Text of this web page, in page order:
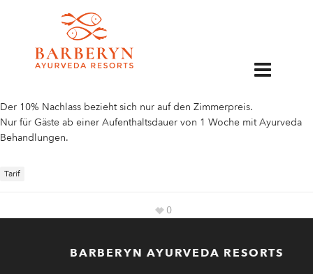
8. November 2022 – 22. Dezember 2022
und 15. März 2023 – 23. April 2023
Der 10% Nachlass bezieht sich nur auf den Zimmerpreis.
Nur für Gäste ab einer Aufenthaltsdauer von 1 Woche mit Ayurveda
Behandlungen.
Tarif
0
BARBERYN AYURVEDA RESORTS